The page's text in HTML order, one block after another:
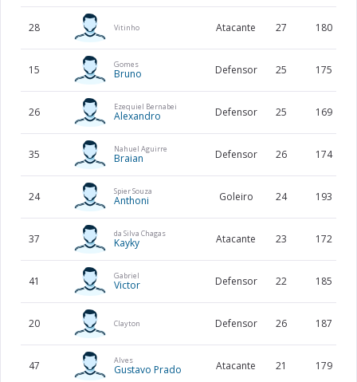
28 Vitinho Atacante 27 180
15 Gomes
Bruno Defensor 25 175
26 Ezequiel Bernabei
Alexandro Defensor 25 169
35 Nahuel Aguirre
Braian Defensor 26 174
24 Spier Souza
Anthoni Goleiro 24 193
37 da Silva Chagas
Kayky Atacante 23 172
41 Gabriel
Victor Defensor 22 185
20 Clayton Defensor 26 187
47 Alves
Gustavo Prado Atacante 21 179